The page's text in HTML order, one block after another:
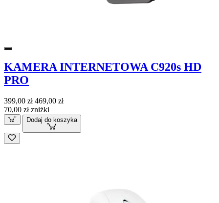
KAMERA INTERNETOWA C920s HD
PRO
399,00 zł 469,00 zł
70,00 zł zniżki
Dodaj do koszyka